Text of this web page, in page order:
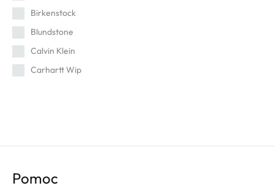
Birkenstock
Blundstone
Calvin Klein
Carhartt Wip
Converse
Crocs
Pomoc